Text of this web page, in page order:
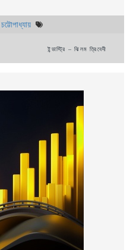
ইন্ডাস্ট্রি – ঝিলম ত্রিবেদী